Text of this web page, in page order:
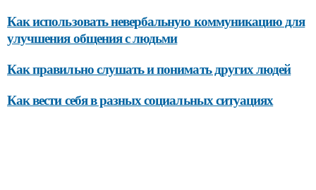
Как использовать невербальную коммуникацию для
улучшения общения с людьми
Как правильно слушать и понимать других людей
Как вести себя в разных социальных ситуациях